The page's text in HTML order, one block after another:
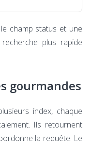
champ status et une
plus rapide
gourmandes
index, chaque
Ils retournent
la requête. Le